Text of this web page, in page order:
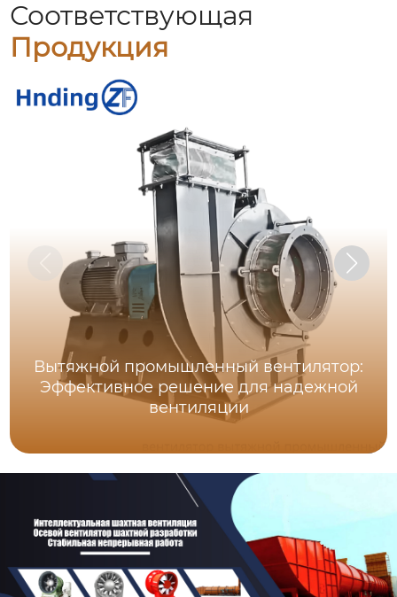
Соответствующая
Продукция
Вытяжной промышленный вентилятор:
Эффективное решение для надежной
вентиляции